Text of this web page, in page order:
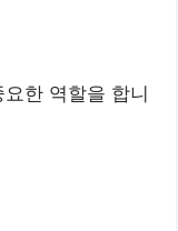
한 역할을 합니